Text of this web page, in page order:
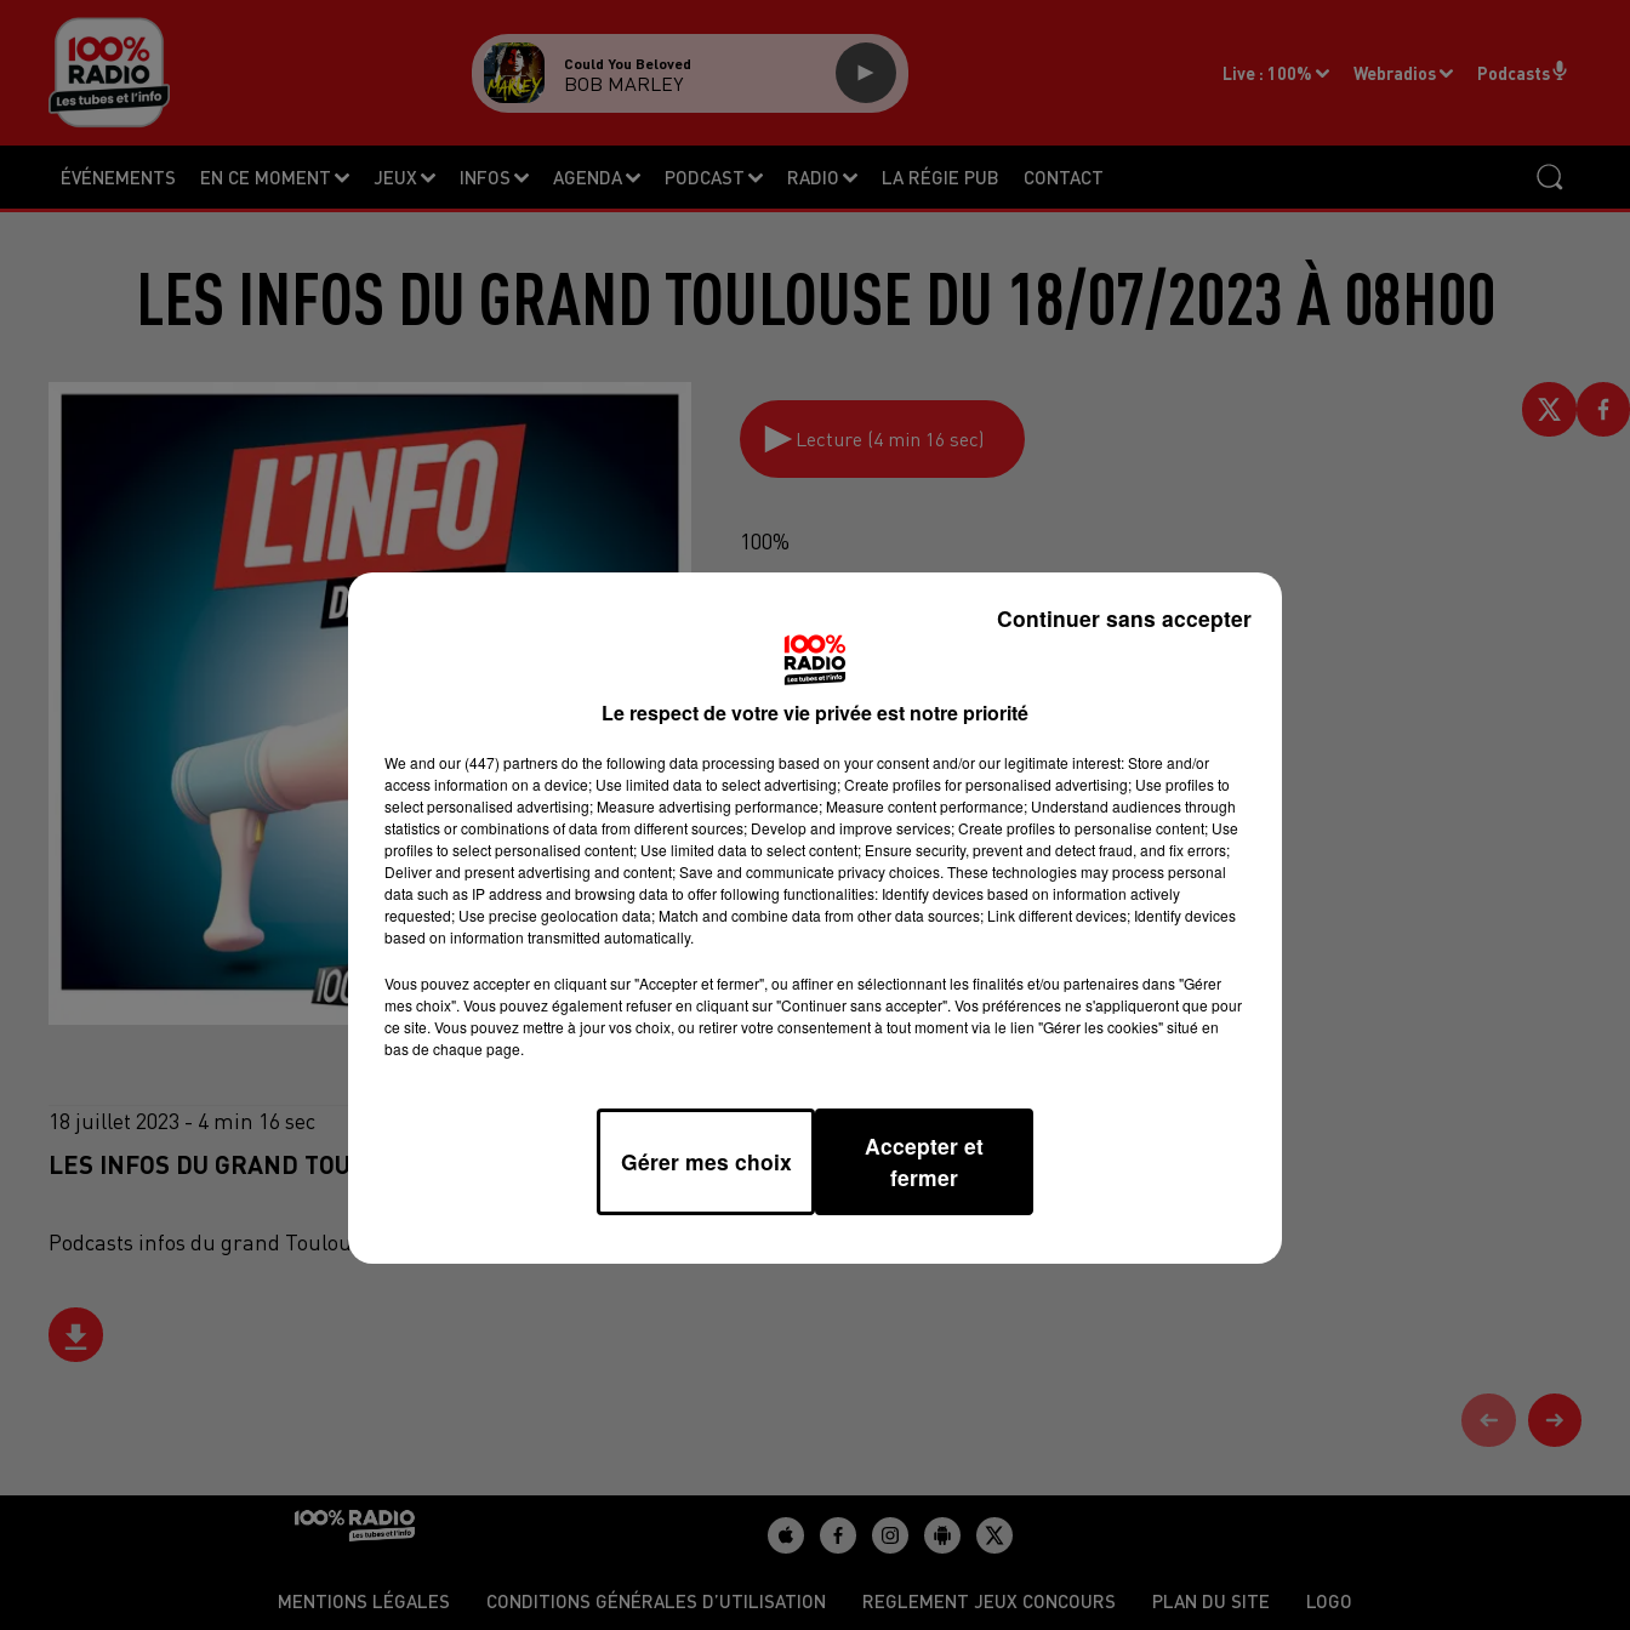
ÉVÉNEMENTS EN CE MOMENT JEUX INFOS AGENDA PODCAST RADIO LA RÉGIE PUB CONTACT
Live : 100% Webradios Podcasts
Could You Beloved
BOB MARLEY
LES INFOS DU GRAND TOULOUSE DU 18/07/2023 À 08H00
Lecture (4 min 16 sec)
100%
18 juillet 2023 - 4 min 16 sec
LES INFOS DU GRAND TOULOUSE DU 18/07/2023 À 08H00
Podcasts infos du grand Toulouse
MENTIONS LÉGALES CONDITIONS GÉNÉRALES D’UTILISATION REGLEMENT JEUX CONCOURS PLAN DU SITE LOGO
Le respect de votre vie privée est notre priorité
We and our (447) partnersdo the following data processing based on your consent and/or our legitimate interest: Store and/or
access information on a device; Use limited data to select advertising; Create profiles for personalised advertising; Use profiles to
select personalised advertising; Measure advertising performance; Measure content performance; Understand audiences through
statistics or combinations of data from different sources; Develop and improve services; Create profiles to personalise content; Use
profiles to select personalised content; Use limited data to select content; Ensure security, prevent and detect fraud, and fix errors;
Deliver and present advertising and content; Save and communicate privacy choices. These technologies may process personal
data such as IP address and browsing data to offer following functionalities: Identify devices based on information actively
requested; Use precise geolocation data; Match and combine data from other data sources; Link different devices; Identify devices
based on information transmitted automatically.
Vous pouvez accepter en cliquant sur "Accepter et fermer", ou affiner en sélectionnant les finalités et/ou partenaires dans "Gérer
mes choix". Vous pouvez également refuser en cliquant sur "Continuer sans accepter". Vos préférences ne s'appliqueront que pour
ce site. Vous pouvez mettre à jour vos choix, ou retirer votre consentement à tout moment via le lien "Gérer les cookies" situé en
bas de chaque page.
Gérer mes choix
Accepter et
fermer
Continuer sans accepter